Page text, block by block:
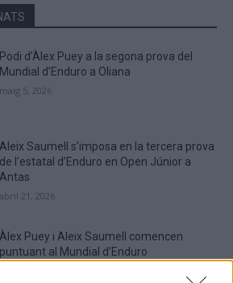
Podi d’Àlex Puey a la segona prova del
Mundial d’Enduro a Oliana
maig 5, 2026
Aleix Saumell s’imposa en la tercera prova
de l’estatal d’Enduro en Open Júnior a
Antas
abril 21, 2026
Àlex Puey i Aleix Saumell comencen
puntuant al Mundial d’Enduro